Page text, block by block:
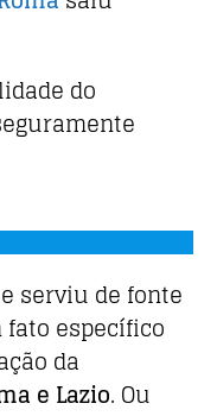
do
serviu de fonte
específico
da
e Lazio. Ou